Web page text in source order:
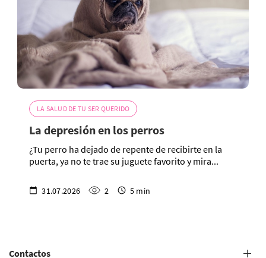
LA SALUD DE TU SER QUERIDO
La depresión en los perros
¿Tu perro ha dejado de repente de recibirte en la
puerta, ya no te trae su juguete favorito y mira...
31.07.2026 2 5 min
Contactos